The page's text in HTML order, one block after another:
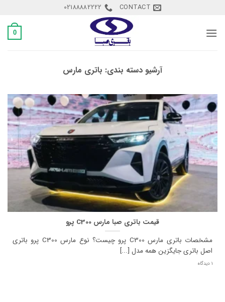
content
CONTACT
02188882222
0
آرشیو دسته بندی: باتری مارس
قیمت باتری صبا مارس C300 پرو
مشخصات باتری مارس C300 پرو چیست؟ نوع مارس C300 پرو باتری
اصل باتری جایگزین همه مدل [...]
1 دیدگاه